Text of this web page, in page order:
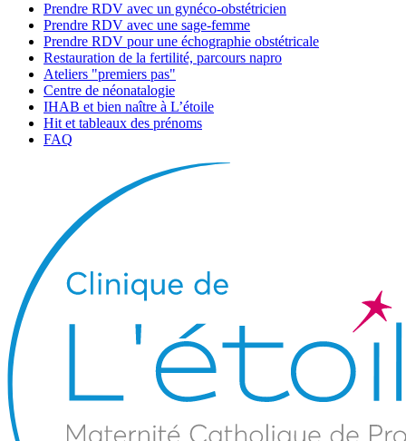
Prendre RDV avec un gynéco-obstétricien
Prendre RDV avec une sage-femme
Prendre RDV pour une échographie obstétricale
Restauration de la fertilité, parcours napro
Ateliers "premiers pas"
Centre de néonatalogie
IHAB et bien naître à L’étoile
Hit et tableaux des prénoms
FAQ